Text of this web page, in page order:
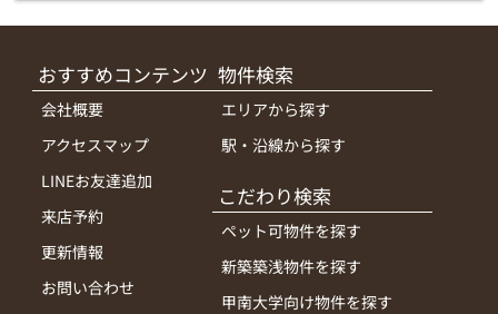
おすすめコンテンツ
会社概要
アクセスマップ
LINEお友達追加
来店予約
更新情報
お問い合わせ
物件検索
エリアから探す
駅・沿線から探す
こだわり検索
ペット可物件を探す
新築築浅物件を探す
甲南大学向け物件を探す